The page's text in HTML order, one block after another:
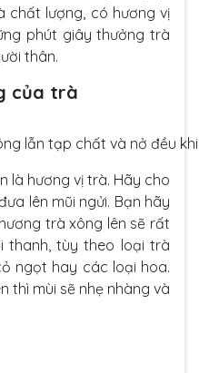
chất lượng, có hương vị
phút giây thưởng trà
thân.
của trà
lẫn tạp chất và nở đều
là hương vị trà. Hãy cho
lên mũi ngửi. Bạn hãy
trà xông lên sẽ rất
thanh, tùy theo loại trà
ngọt hay các loại hoa.
thì mùi sẽ nhẹ nhàng và